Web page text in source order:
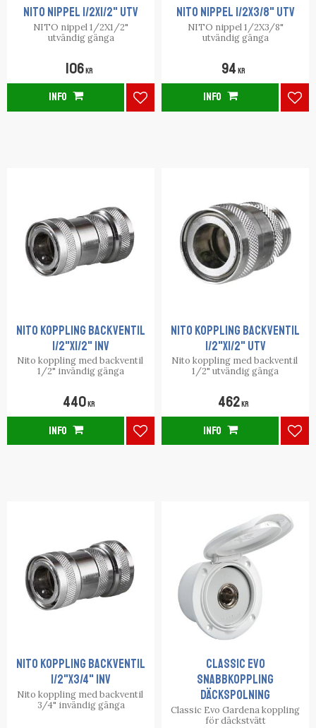
NITO NIPPEL 1/2X1/2" UTV
NITO nippel 1/2X1/2"
utvändig gänga
106KR
Lägg till i favoriter
INFO
NITO NIPPEL 1/2X3/8" UTV
NITO nippel 1/2X3/8"
utvändig gänga
94 KR
INFO
NITO KOPPLING BACKVENTIL
1/2"X1/2" INV
​Nito koppling med backventil ​​​​​​​
1/2" invändig gänga
440 KR
Lägg till i favoriter
INFO
NITO KOPPLING BACKVENTIL
1/2"X1/2" UTV
​Nito koppling med backventil ​​​​​​​
1/2" utvändig gänga
462 KR
INFO
NITO KOPPLING BACKVENTIL
1/2"X3/4" INV
​Nito koppling med backventil ​​​​​​​
3/4" invändig gänga
CLASSIC EVO
SNABBKOPPLING
DÄCKSPOLNING
Classic Evo Gardena koppling
för däckstvätt